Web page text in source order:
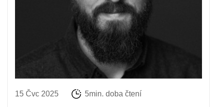
15 Čvc 2025 5min. doba čtení